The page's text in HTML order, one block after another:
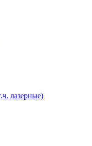
лазерные)